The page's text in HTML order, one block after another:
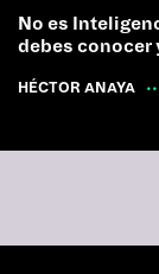
No es
debes conocer
HÉCTOR ANAYA